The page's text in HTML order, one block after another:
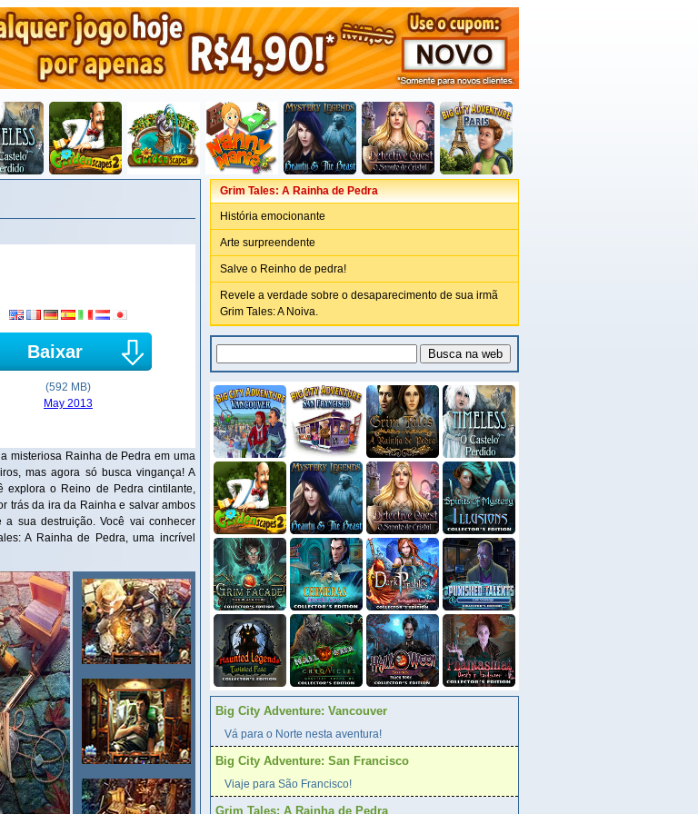
Baixar
(592 MB)
May 2013
misteriosa Rainha de Pedra em uma
mas agora só busca vingança! A
explora o Reino de Pedra cintilante,
trás da ira da Rainha e salvar ambos
sua destruição. Você vai conhecer
A Rainha de Pedra, uma incrível
Grim Tales: A Rainha de Pedra
História emocionante
Arte surpreendente
Salve o Reinho de pedra!
Revele a verdade sobre o desaparecimento de sua irmã
Grim Tales: A Noiva.
Big City Adventure: Vancouver
Vá para o Norte nesta aventura!
Big City Adventure: San Francisco
Viaje para São Francisco!
Grim Tales: A Rainha de Pedra